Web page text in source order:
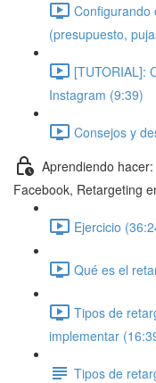
Configurando
(presupuesto,
[TUTORIAL]:
Instagram (9:39)
Consejos y
Aprendiendo
Facebook, Retargeting
Ejercicio
Qué es el
Tipos de
implementar
Tipos de